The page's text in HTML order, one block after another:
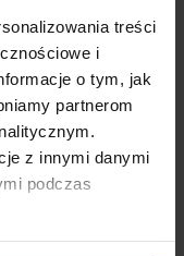
treści
i
o tym, jak
partnerom
z innymi danymi
podczas
sądów jak
w związku
pojazdów
pozostaje
związanych
różnice
ze źródła
też ze statusu